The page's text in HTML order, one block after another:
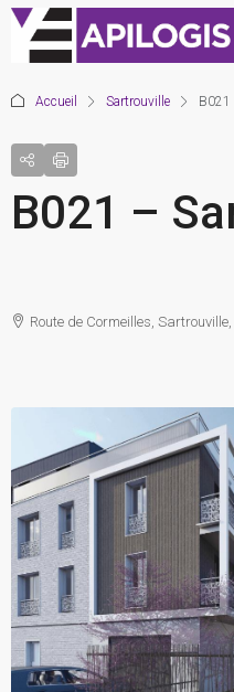
Accueil Sartrouville B021
B021 –
Route de Cormeilles, Sartrouville,